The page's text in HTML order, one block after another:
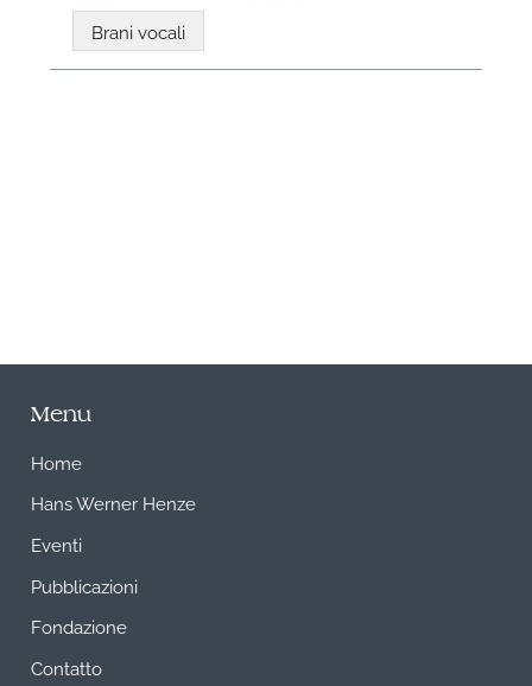
Brani vocali
Menu
Home
Hans Werner Henze
Eventi
Pubblicazioni
Fondazione
Contatto